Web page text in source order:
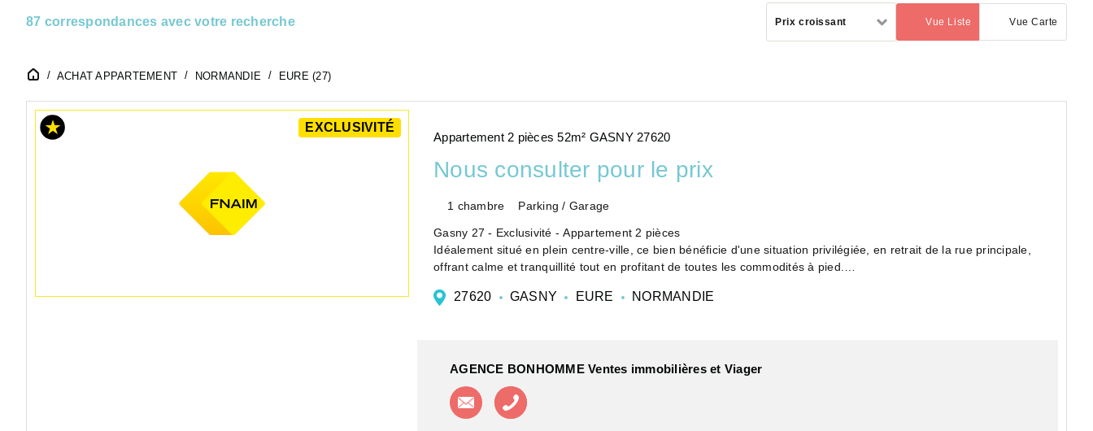
87 correspondances avec votre recherche Prix croissant Vue Liste
(activé) Vue Carte
ACHAT APPARTEMENT NORMANDIE EURE (27)
EXCLUSIVITÉ
Appartement 2 pièces 52m² GASNY 27620
Nous consulter pour le prix
1 chambre Parking / Garage
Gasny 27 - Exclusivité - Appartement 2 pièces
Idéalement situé en plein centre-ville, ce bien bénéficie d'une situation privilégiée, en retrait de la rue principale,
offrant calme et tranquillité tout en profitant de toutes les commodités à pied.
27620 GASNY EURE NORMANDIE
AGENCE BONHOMME Ventes immobilières et Viager
Contacter l'agence